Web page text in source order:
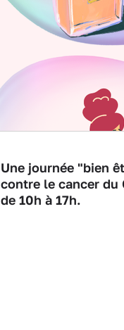
Une journée "bien
contre le cancer du
de 10h à 17h.